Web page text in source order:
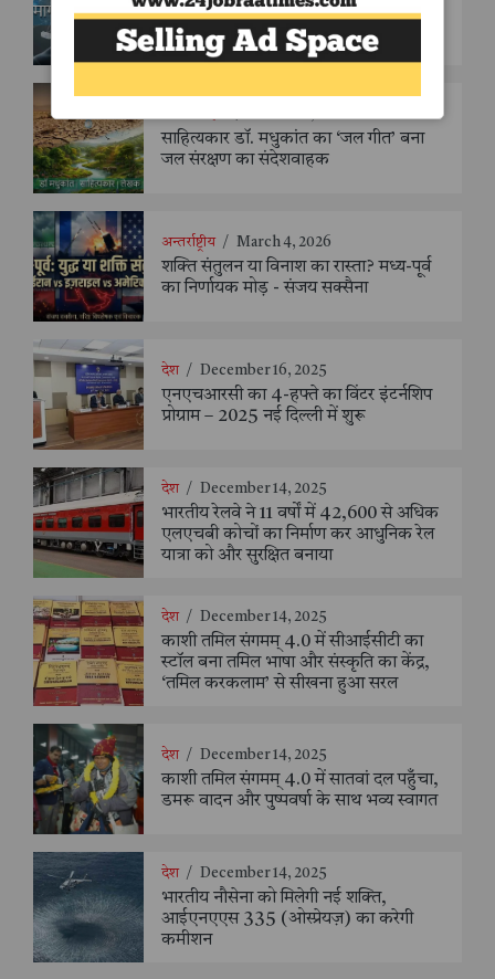
तकनीक साइंस-फिक्शन से वास्तविकता तक
की अद्भुत यात्रा
साहित्यकार डॉ. मधुकांत का ‘जल गीत’ बना
जल संरक्षण का संदेशवाहक
अन्तर्राष्ट्रीय / March 4, 2026
शक्ति संतुलन या विनाश का रास्ता? मध्य-पूर्व
का निर्णायक मोड़ - संजय सक्सैना
देश / December 16, 2025
एनएचआरसी का 4-हफ्ते का विंटर इंटर्नशिप
प्रोग्राम – 2025 नई दिल्ली में शुरू
देश / December 14, 2025
भारतीय रेलवे ने 11 वर्षों में 42,600 से अधिक
एलएचबी कोचों का निर्माण कर आधुनिक रेल
यात्रा को और सुरक्षित बनाया
देश / December 14, 2025
काशी तमिल संगमम् 4.0 में सीआईसीटी का
स्टॉल बना तमिल भाषा और संस्कृति का केंद्र,
‘तमिल करकलाम’ से सीखना हुआ सरल
देश / December 14, 2025
काशी तमिल संगमम् 4.0 में सातवां दल पहुँचा,
डमरू वादन और पुष्पवर्षा के साथ भव्य स्वागत
देश / December 14, 2025
भारतीय नौसेना को मिलेगी नई शक्ति,
आईएनएएस 335 (ओस्प्रेयज़) का करेगी
कमीशन